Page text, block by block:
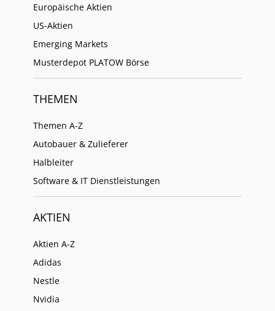
Europäische Aktien
US-Aktien
Emerging Markets
Musterdepot PLATOW Börse
THEMEN
Themen A-Z
Autobauer & Zulieferer
Halbleiter
Software & IT Dienstleistungen
AKTIEN
Aktien A-Z
Adidas
Nestle
Nvidia